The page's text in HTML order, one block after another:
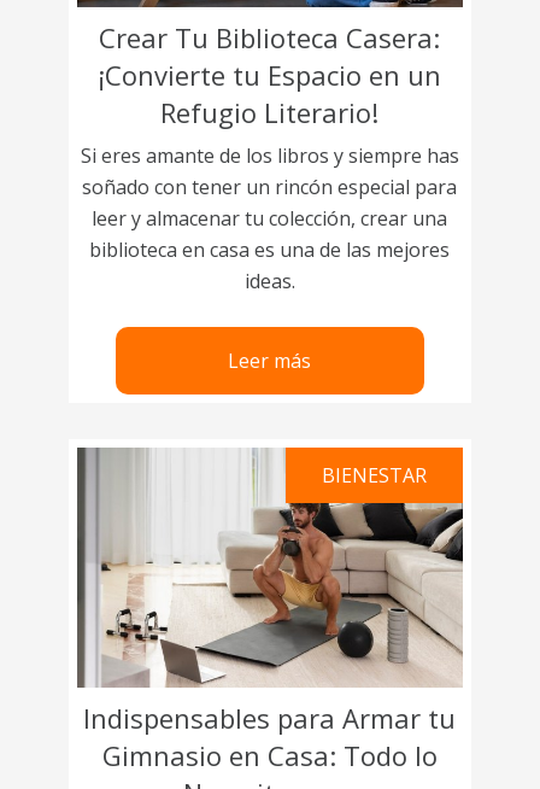
Crear Tu Biblioteca Casera:
¡Convierte tu Espacio en un
Refugio Literario!
Si eres amante de los libros y siempre has
soñado con tener un rincón especial para
leer y almacenar tu colección, crear una
biblioteca en casa es una de las mejores
ideas.
Leer más
BIENESTAR
Indispensables para Armar tu
Gimnasio en Casa: Todo lo